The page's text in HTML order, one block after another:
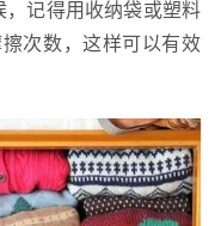
，记得用收纳袋或塑料
次数，这样可以有效